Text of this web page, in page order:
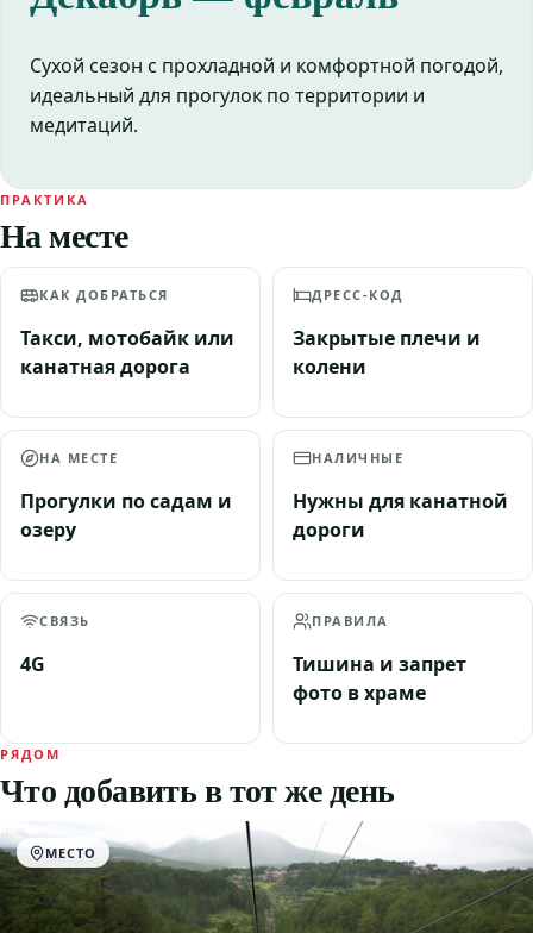
Сухой сезон с прохладной и комфортной погодой,
идеальный для прогулок по территории и
медитаций.
ПРАКТИКА
На месте
КАК ДОБРАТЬСЯ
Такси, мотобайк или
канатная дорога
ДРЕСС-КОД
Закрытые плечи и
колени
НА МЕСТЕ
Прогулки по садам и
озеру
НАЛИЧНЫЕ
Нужны для канатной
дороги
СВЯЗЬ
4G
ПРАВИЛА
Тишина и запрет
фото в храме
РЯДОМ
Что добавить в тот же день
МЕСТО